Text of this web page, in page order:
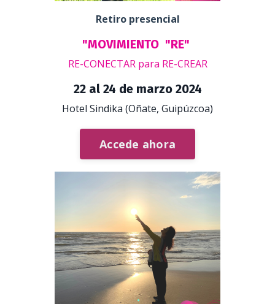
Retiro presencial
"MOVIMIENTO "RE"
RE-CONECTAR para RE-CREAR
22 al 24 de marzo 2024
Hotel Sindika (Oñate, Guipúzcoa)
Accede ahora